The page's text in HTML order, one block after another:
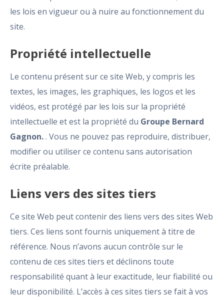
les lois en vigueur ou à nuire au fonctionnement du
site.
Propriété intellectuelle
Le contenu présent sur ce site Web, y compris les
textes, les images, les graphiques, les logos et les
vidéos, est protégé par les lois sur la propriété
intellectuelle et est la propriété du Groupe Bernard
Gagnon.. Vous ne pouvez pas reproduire, distribuer,
modifier ou utiliser ce contenu sans autorisation
écrite préalable.
Liens vers des sites tiers
Ce site Web peut contenir des liens vers des sites Web
tiers. Ces liens sont fournis uniquement à titre de
référence. Nous n’avons aucun contrôle sur le
contenu de ces sites tiers et déclinons toute
responsabilité quant à leur exactitude, leur fiabilité ou
leur disponibilité. L’accès à ces sites tiers se fait à vos